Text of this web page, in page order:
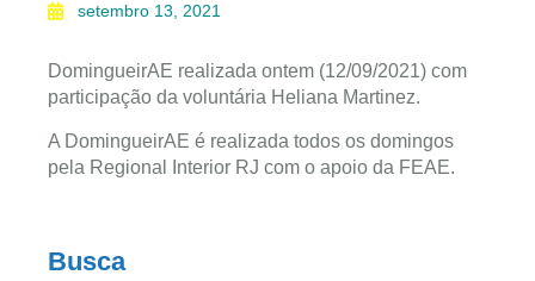
setembro 13, 2021
DomingueirAE realizada ontem (12/09/2021) com
participação da voluntária Heliana Martinez.
A DomingueirAE é realizada todos os domingos
pela Regional Interior RJ com o apoio da FEAE.
Busca